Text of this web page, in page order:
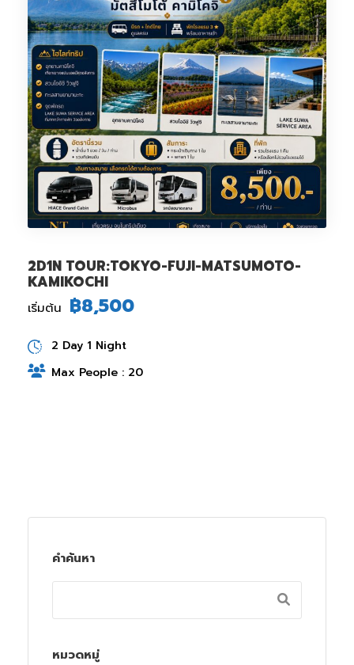
2D1N TOUR:TOKYO-FUJI-MATSUMOTO-
KAMIKOCHI
เริ่มต้น ฿8,500
2 Day 1 Night
Max People : 20
คำค้นหา
หมวดหมู่